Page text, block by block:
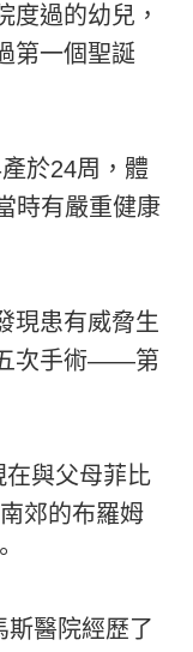
度過的幼兒，
第一個聖誕
於24周，體
時有嚴重健康
現患有威脅生
次手術——第
在與父母菲比
郊的布羅姆
斯醫院經歷了